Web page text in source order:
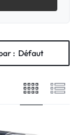
: Défaut